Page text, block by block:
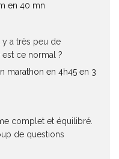
en 40 mn
a très peu de
ce normal ?
marathon en 4h45 en 3
complet et équilibré.
de questions